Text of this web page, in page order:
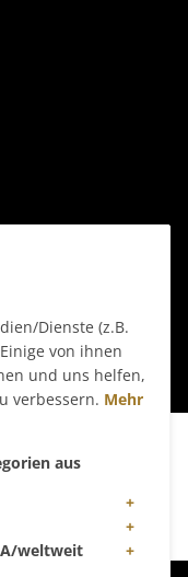
Impressum
Dienste (z.B.
von ihnen
und uns helfen,
verbessern. Mehr
aus
weltweit